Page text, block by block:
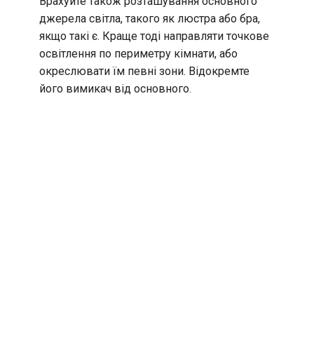
джерела світла, такого як люстра або бра,
якщо такі є. Краще тоді направляти точкове
освітлення по периметру кімнати, або
окреслювати їм певні зони. Відокремте
його вимикач від основного.